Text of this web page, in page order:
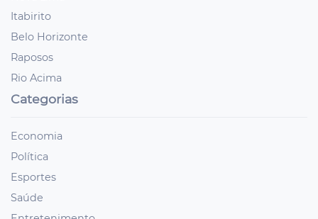
Itabirito
Belo Horizonte
Raposos
Rio Acima
Categorias
Economia
Política
Esportes
Saúde